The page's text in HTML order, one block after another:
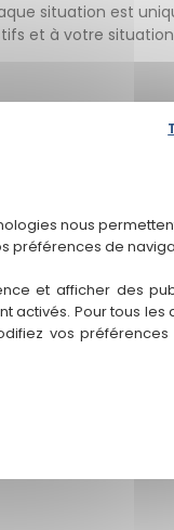
situation est
et à votre
Vignollet"
disposition notre
juridiques
Notre équipe se
œuvre pour vous
Pessac.
la différence dans
nous
préférences de
et afficher des
activés. Pour tous les
vos